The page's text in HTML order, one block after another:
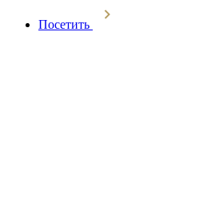
Посетить